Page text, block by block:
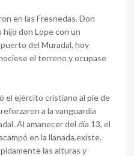
en las Fresnedas. Don
hijo don Lope con un
del Muradal, hoy
el terreno y ocupase
el ejército cristiano al pie de
a la vanguardia
Al amanecer del día 13, el
en la llanada.existe.
las alturas y